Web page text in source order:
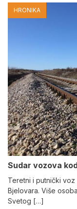
HRONIKA
Sudar vozova
Teretni i putnički voz
Bjelovara. Više
Svetog […]